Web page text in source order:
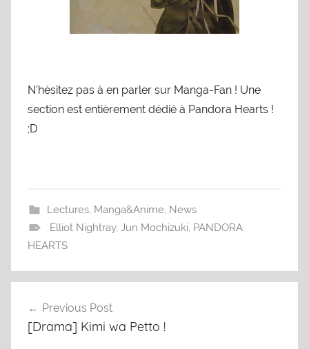
N’hésitez pas à en parler sur Manga-Fan ! Une
section est entièrement dédié à Pandora Hearts !
;D
Lectures, Manga&Anime, News
Elliot Nightray, Jun Mochizuki, PANDORA
HEARTS
Post
navigation
Previous Post
[Drama] Kimi wa Petto !